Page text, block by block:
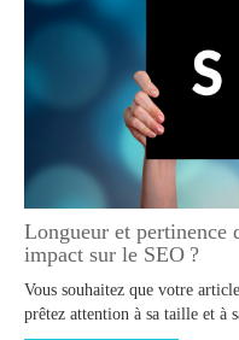
Longueur et pertinence
impact sur le SEO ?
Vous souhaitez que votre
prêtez attention à sa taille et à